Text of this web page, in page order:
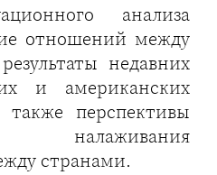
анализа
отношений между
недавних
и американских
перспективы
налаживания
странами.